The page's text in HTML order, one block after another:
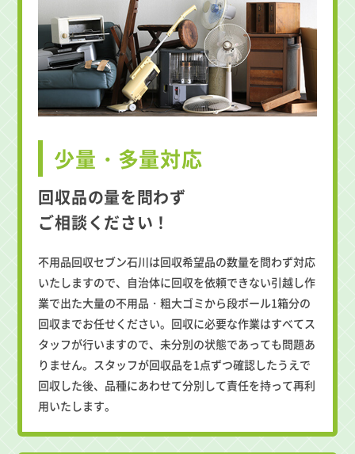
少量・多量対応
回収品の量を問わず
ご相談ください！
不用品回収セブン石川は回収希望品の数量を問わず対応
いたしますので、自治体に回収を依頼できない引越し作
業で出た大量の不用品・粗大ゴミから段ボール1箱分の
回収までお任せください。回収に必要な作業はすべてス
タッフが行いますので、未分別の状態であっても問題あ
りません。スタッフが回収品を1点ずつ確認したうえで
回収した後、品種にあわせて分別して責任を持って再利
用いたします。